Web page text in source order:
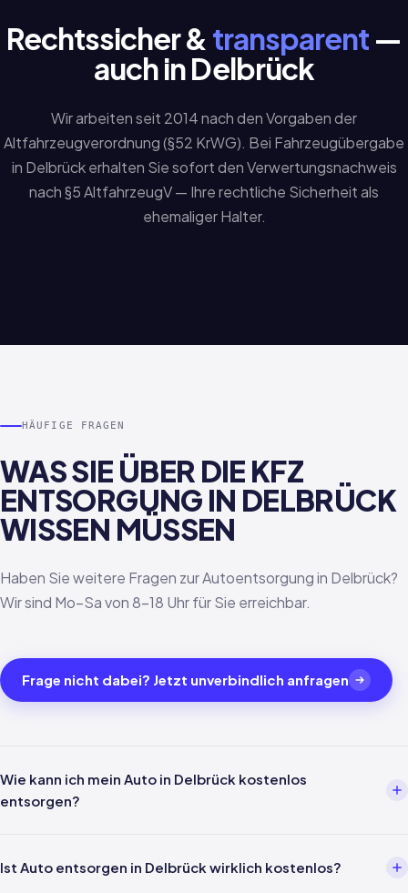
Rechtssicher & transparent—
auch in Delbrück
Wir arbeiten seit 2014 nach den Vorgaben der
Altfahrzeugverordnung (§52 KrWG). Bei Fahrzeugübergabe
in Delbrück erhalten Sie sofort den Verwertungsnachweis
nach §5 AltfahrzeugV — Ihre rechtliche Sicherheit als
ehemaliger Halter.
HÄUFIGE FRAGEN
WAS SIE ÜBER DIE KFZ
ENTSORGUNG IN DELBRÜCK
WISSEN MÜSSEN
Haben Sie weitere Fragen zur Autoentsorgung in Delbrück?
Wir sind Mo–Sa von 8–18 Uhr für Sie erreichbar.
Frage nicht dabei? Jetzt unverbindlich anfragen
Wie kann ich mein Auto in Delbrück kostenlos
entsorgen?
WhatsApp melden — wir kümmern uns um alles weitere inklusive
Ist Auto entsorgen in Delbrück wirklich kostenlos?